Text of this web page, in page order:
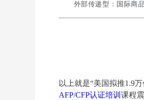
外部传递型：国际商
以上就是“美国拟推1.9
AFP/CFP认证培训 课程